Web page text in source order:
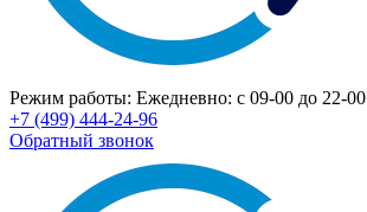
Режим работы: Ежедневно: с 09-00 до 22-00
+7 (499) 444-24-96
Обратный звонок